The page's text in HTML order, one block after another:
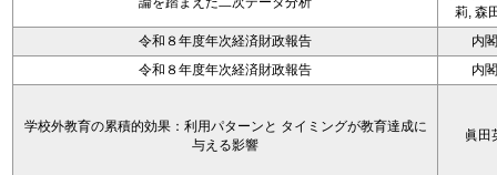
莉, 森
令和８年度年次経済財政報告
内
令和８年度年次経済財政報告
内
学校外教育の累積的効果：利用パターンと タイミングが教育達成に
与える影響
眞田